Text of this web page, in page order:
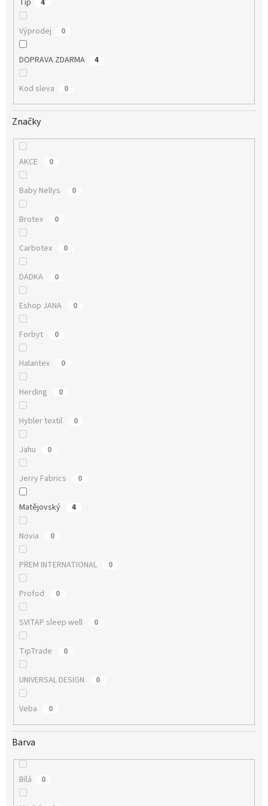
4
Výprodej 0
DOPRAVA ZDARMA 4
Kod sleva 0
Značky
AKCE 0
Baby Nellys 0
Brotex 0
Carbotex 0
DADKA 0
Eshop JANA 0
Forbyt 0
Halantex 0
Herding 0
Hybler textil 0
Jahu 0
Jerry Fabrics 0
Matějovský 4
Novia 0
PREM INTERNATIONAL 0
Profod 0
SVITAP sleep well 0
TipTrade 0
UNIVERSAL DESIGN 0
Veba 0
Barva
Bílá 0